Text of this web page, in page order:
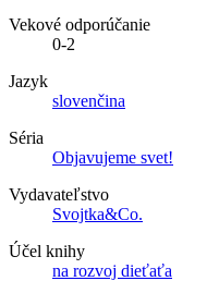
Vekové odporúčanie
0-2
Jazyk
slovenčina
Séria
Objavujeme svet!
Vydavateľstvo
Svojtka&Co.
Účel knihy
na rozvoj dieťaťa